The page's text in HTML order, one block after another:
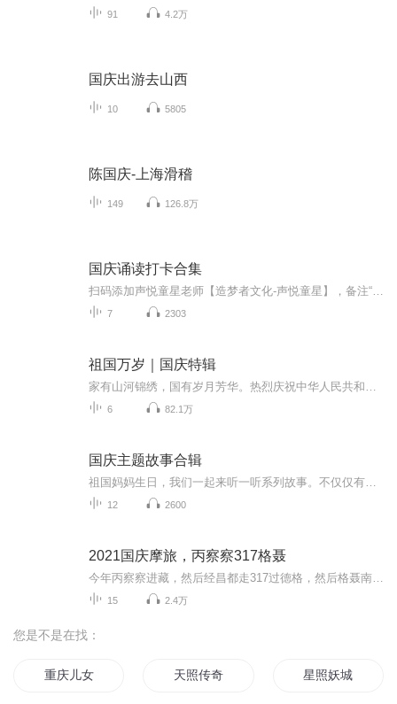
91 4.2万
国庆出游去山西
10 5805
陈国庆-上海滑稽
149 126.8万
国庆诵读打卡合集
7 2303
祖国万岁｜国庆特辑
6 82.1万
国庆主题故事合辑
12 2600
2021国庆摩旅，丙察察317格聂
15 2.4万
您是不是在找：
重庆儿女 天照传奇 星照妖城